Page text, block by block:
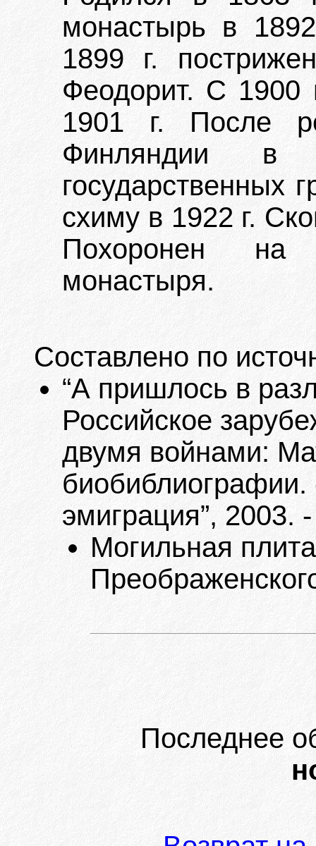
монастырь в
1899 г.
Феодорит. С 1900
1901 г. После
Финляндии в
государственных
схиму в 1922 г.
Похоронен на
монастыря.
Составлено по
“А пришлось в
Российское
двумя войнами:
эмиграция”, 2003.
Могильная
Последнее